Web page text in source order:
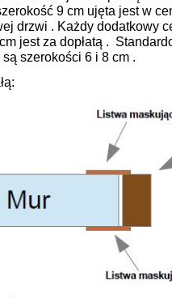
9 cm ujęta jest w
drzwi . Każdy dodatkowy
jest za dopłatą .
szerokości 6 i 8 cm .